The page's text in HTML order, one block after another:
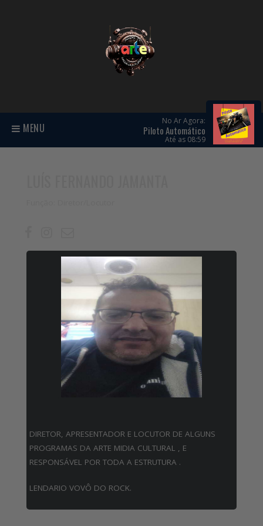
MENU
No Ar Agora:
Piloto Automático
Até as 08:59
DIRETOR, APRESENTADOR E LOCUTOR DE ALGUNS
PROGRAMAS DA ARTE MIDIA CULTURAL , E
RESPONSÁVEL POR TODA A ESTRUTURA .
LENDARIO VOVÔ DO ROCK.